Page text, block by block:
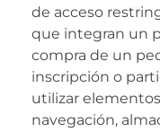
de acceso
que integran un
compra de un
inscripción o
utilizar
navegación,